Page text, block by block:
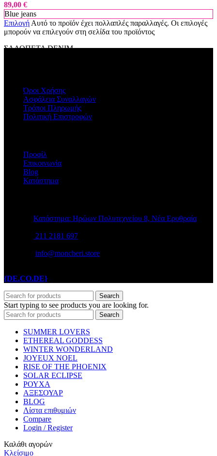
89,00 €
Blue jeans
Επιλογή Αυτό το προϊόν έχει πολλαπλές παραλλαγές. Οι επιλογές
μπορούν να επιλεγούν στη σελίδα του προϊόντος
ΣΑΛΟΠΕΤΑ DENIM
Όροι Χρήσης
Ασφάλεια Συναλλαγών
Τρόποι Πληρωμής
Πολιτική Επιστροφών
Προφίλ
Επικοινωνία
Blog
Κατάστημα
Κατάστημα: Ηρώων Πολυτεχνείου 8, Νέα Ερυθραία
211 2181 697
info@moncheri.store
{DE.CO.DE}
Search
Start typing to see products you are looking for.
Search
SUMMER LOVERS
ETHEREAL GODDESS
WINTER WONDERLAND
JOYEUX NOEL
RISE OF THE PHOENIX
SOLAR ECLIPSE
ΡΟΥΧΑ
ΑΞΕΣΟΥΑΡ
BLOG
Λίστα επιθυμιών
Compare
Login / Register
Καλάθι αγορών
Κλείσιμο